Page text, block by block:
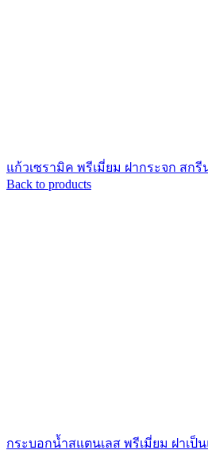
แก้วเซรามิค พรีเมี่ยม ฝากระจก สกรี
Back to products
กระบอกน้ำสแตนเลส พรีเมี่ยม ฝาเ